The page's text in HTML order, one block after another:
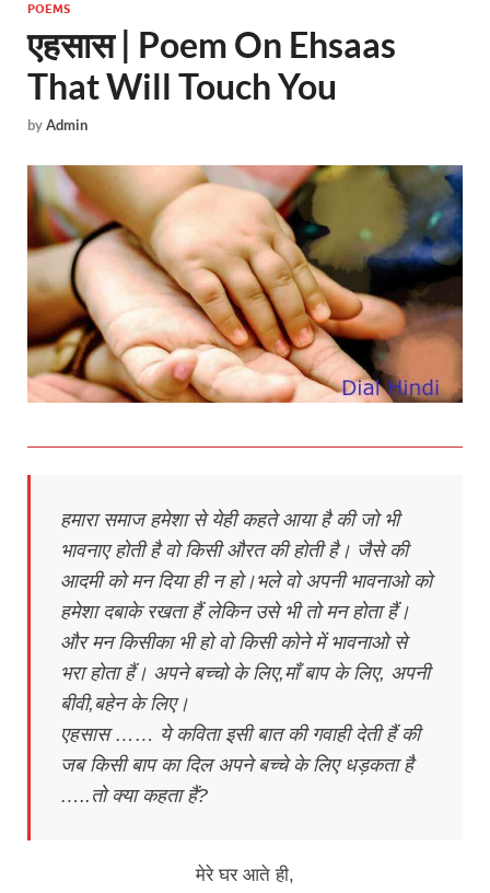
POEMS
एहसास | Poem On Ehsaas
That Will Touch You
byAdmin
हमारा समाज हमेशा से येही कहते आया है की जो भी
भावनाए होती है वो किसी औरत की होती है। जैसे की
आदमी को मन दिया ही न हो।भले वो अपनी भावनाओ को
हमेशा दबाके रखता हैं लेकिन उसे भी तो मन होता हैं।
और मन किसीका भी हो वो किसी कोने में भावनाओ से
भरा होता हैं। अपने बच्चो के लिए,माँ बाप के लिए, अपनी
बीवी,बहेन के लिए।
एहसास …… ये कविता इसी बात की गवाही देती हैं की
जब किसी बाप का दिल अपने बच्चे के लिए धड़कता है
…..तो क्या कहता हैं?
मेरे घर आते ही,